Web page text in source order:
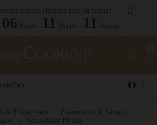
Pack
& Événements
Evènements & Saisons
Décorations Pâques